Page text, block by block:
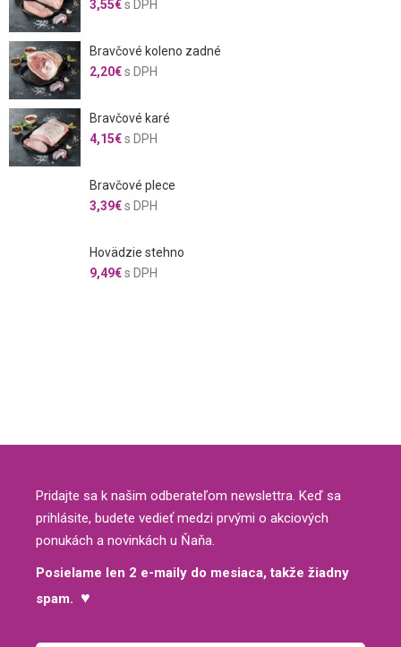
3,55€s DPH
Bravčové koleno zadné
2,20€s DPH
Bravčové karé
4,15€s DPH
Bravčové plece
3,39€s DPH
Hovädzie stehno
9,49€s DPH
Pridajte sa k našim odberateľom newslettra. Keď sa
prihlásite, budete vedieť medzi prvými o akciových
ponukách a novinkách u Ňaňa.
Posielame len 2 e-maily do mesiaca, takže žiadny
spam. ♥